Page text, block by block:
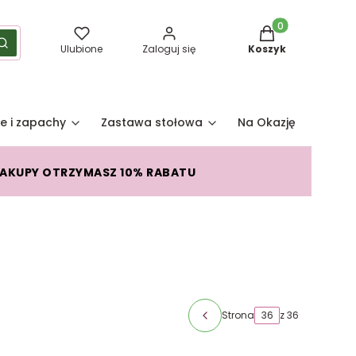
Szukaj Ulubione Zaloguj się
Produkty w
Koszyk
i zapachy Zastawa stołowa Na Okazję
OTRZYMASZ 10% RABATU
Poprzednie produkty
Strona z 36